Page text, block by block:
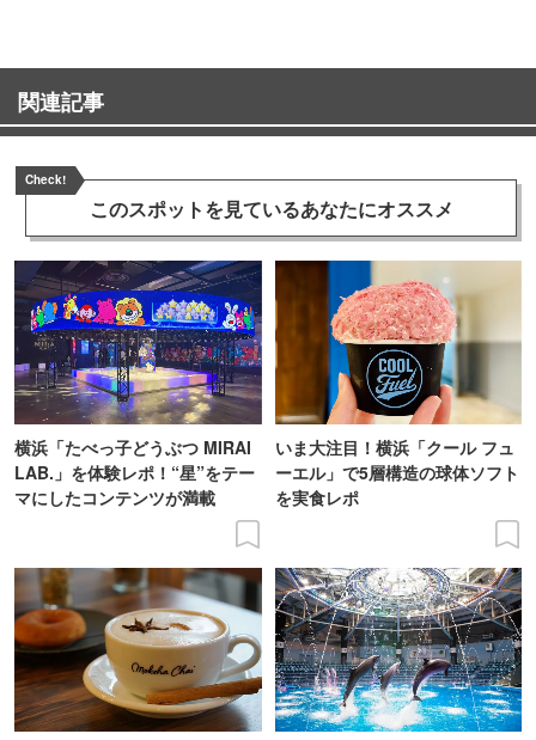
関連記事
Check!
このスポットを見ているあなたにオススメ
横浜「たべっ子どうぶつ MIRAI
LAB.」を体験レポ！“星”をテー
マにしたコンテンツが満載
いま大注目！横浜「クール フュ
ーエル」で5層構造の球体ソフト
を実食レポ